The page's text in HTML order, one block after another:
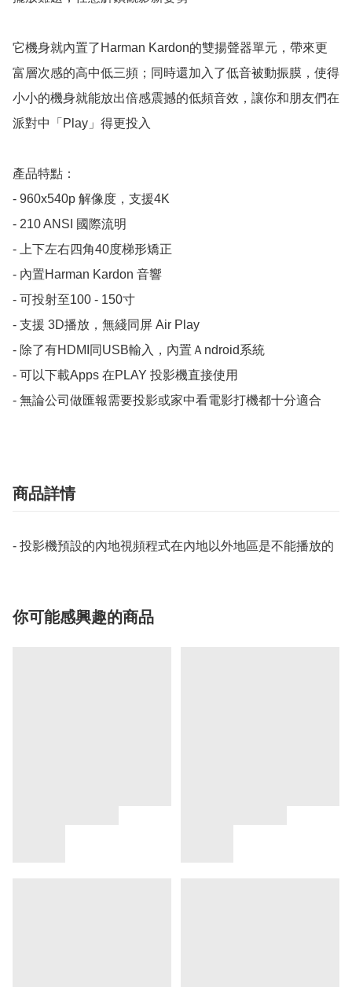
它機身就內置了Harman Kardon的雙揚聲器單元，帶來更
富層次感的高中低三頻；同時還加入了低音被動振膜，使得
小小的機身就能放出倍感震撼的低頻音效，讓你和朋友們在
派對中「Play」得更投入
產品特點：
- 960x540p 解像度，支援4K
- 210 ANSI 國際流明
- 上下左右四角40度梯形矯正
- 內置Harman Kardon 音響
- 可投射至100 - 150寸
- 支援 3D播放，無綫同屏 Air Play
- 除了有HDMI同USB輸入，內置Ａndroid系統
- 可以下載Apps 在PLAY 投影機直接使用
- 無論公司做匯報需要投影或家中看電影打機都十分適合
商品詳情
- 投影機預設的內地視頻程式在內地以外地區是不能播放的
你可能感興趣的商品